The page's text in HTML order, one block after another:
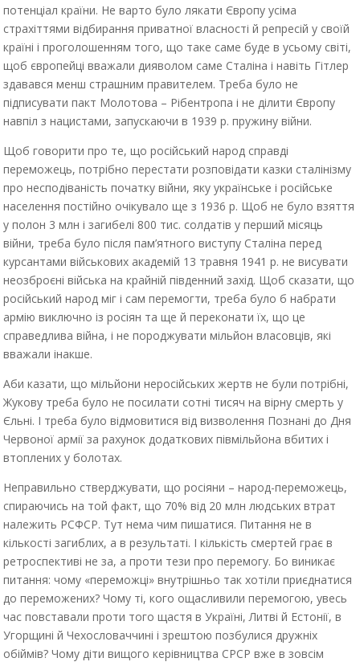
потенціал країни. Не варто було лякати Європу усіма
страхіттями відбирання приватної власності й репресій у своїй
країні і проголошенням того, що таке саме буде в усьому світі,
щоб європейці вважали дияволом саме Сталіна і навіть Гітлер
здавався менш страшним правителем. Треба було не
підписувати пакт Молотова – Рібентропа і не ділити Європу
навпіл з нацистами, запускаючи в 1939 р. пружину війни.
Щоб говорити про те, що російський народ справді
переможець, потрібно перестати розповідати казки сталінізму
про несподіваність початку війни, яку українське і російське
населення постійно очікувало ще з 1936 р. Щоб не було взяття
у полон 3 млн і загибелі 800 тис. солдатів у перший місяць
війни, треба було після пам’ятного виступу Сталіна перед
курсантами військових академій 13 травня 1941 р. не висувати
неозброєні війська на крайній південний захід. Щоб сказати, що
російський народ міг і сам перемогти, треба було б набрати
армію виключно із росіян та ще й переконати їх, що це
справедлива війна, і не породжувати мільйон власовців, які
вважали інакше.
Аби казати, що мільйони неросійських жертв не були потрібні,
Жукову треба було не посилати сотні тисяч на вірну смерть у
Єльні. І треба було відмовитися від визволення Познані до Дня
Червоної армії за рахунок додаткових півмільйона вбитих і
втоплених у болотах.
Неправильно стверджувати, що росіяни – народ-переможець,
спираючись на той факт, що 70% від 20 млн людських втрат
належить РСФСР. Тут нема чим пишатися. Питання не в
кількості загиблих, а в результаті. І кількість смертей грає в
ретроспективі не за, а проти тези про перемогу. Бо виникає
питання: чому «переможці» внутрішньо так хотіли приєднатися
до переможених? Чому ті, кого ощасливили перемогою, увесь
час повставали проти того щастя в Україні, Литві й Естонії, в
Угорщині й Чехословаччині і зрештою позбулися дружніх
обіймів? Чому діти вищого керівництва СРСР вже в зовсім